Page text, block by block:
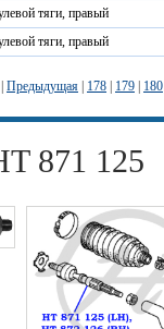
тяги, правый
тяги, правый
Предыдущая 178 179 180
871 125